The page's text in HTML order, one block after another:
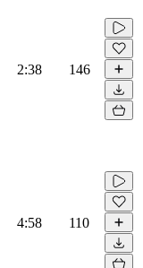
2:38 146
4:58 110